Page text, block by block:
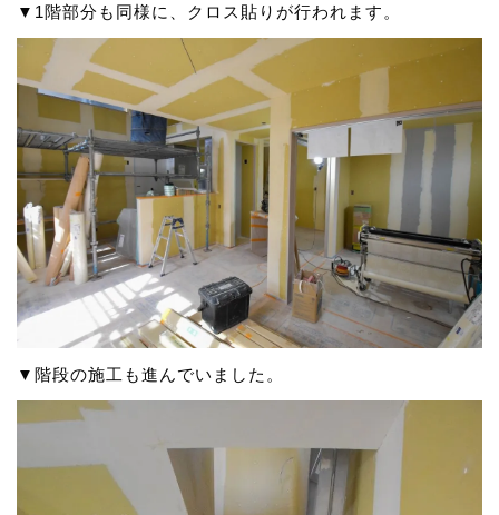
▼1階部分も同様に、クロス貼りが行われます。
▼階段の施工も進んでいました。